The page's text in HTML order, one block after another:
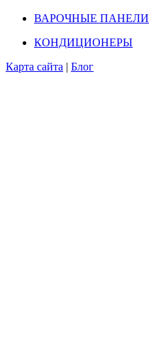
ВАРОЧНЫЕ ПАНЕЛИ
КОНДИЦИОНЕРЫ
Карта сайта | Блог